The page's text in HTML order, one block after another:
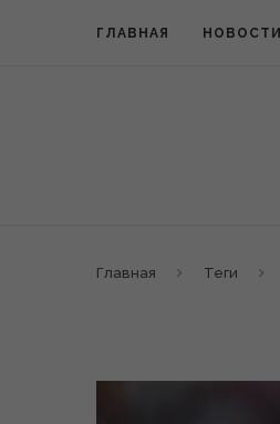
ГЛАВНАЯ НОВОСТИ
Главная Теги